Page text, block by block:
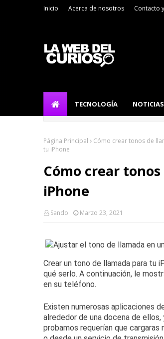
Inicio Acerca de nosotros Contacto
TECNOLOGÍA NOTICIAS
Página Principal Cómo crear tonos de
tu iPhone
Cómo crear
iPhone
Sando Marzo 23, 2021
Crear un tono de llamada para tu
qué serlo. A continuación, le
en su teléfono.
Existen numerosas aplicaciones
alrededor de una docena de
probamos requerían que cargaras